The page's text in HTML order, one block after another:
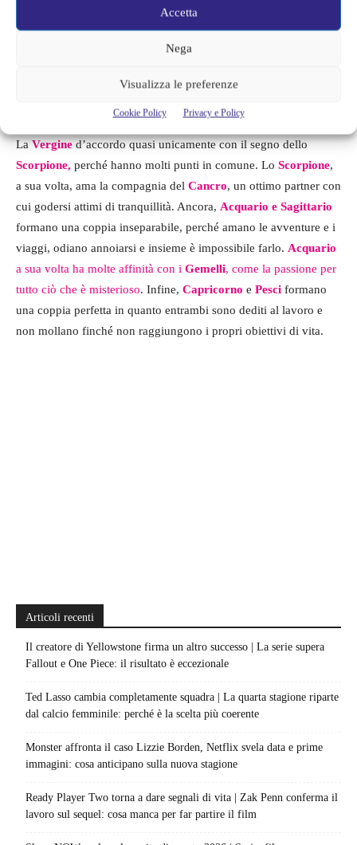
Accetta
Nega
Visualizza le preferenze
Cookie Policy Privacy e Policy
invece, ama le persone eccentriche, ecco
perché amano entrambi tutto ciò che è bello per gli
LaVergined’accordo quasi unicamente con il segno dello
Scorpione, perché hanno molti punti in comune. Lo Scorpione,
a sua volta, ama la compagnia del Cancro, un ottimo partner con
cui godersi attimi di tranquillità. Ancora, Acquario e Sagittario
formano una coppia inseparabile, perché amano le avventure e i
viaggi, odiano annoiarsi e insieme è impossibile farlo. Acquario
a sua volta ha molte affinità con i Gemelli, come la passione per
tutto ciò che è misterioso. Infine, Capricorno e Pesci formano
una coppia perfetta in quanto entrambi sono dediti al lavoro e
non mollano finché non raggiungono i propri obiettivi di vita.
Articoli recenti
Il creatore di Yellowstone firma un altro successo | La serie supera
Fallout e One Piece: il risultato è eccezionale
Ted Lasso cambia completamente squadra | La quarta stagione riparte
dal calcio femminile: perché è la scelta più coerente
Monster affronta il caso Lizzie Borden, Netflix svela data e prime
immagini: cosa anticipano sulla nuova stagione
Ready Player Two torna a dare segnali di vita | Zak Penn conferma il
lavoro sul sequel: cosa manca per far partire il film